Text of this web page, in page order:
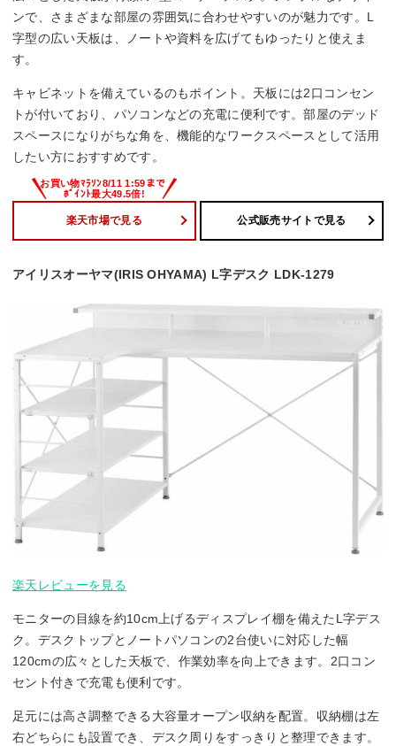
ンで、さまざまな部屋の雰囲気に合わせやすいのが魅力です。L
字型の広い天板は、ノートや資料を広げてもゆったりと使えま
す。
キャビネットを備えているのもポイント。天板には2口コンセン
トが付いており、パソコンなどの充電に便利です。部屋のデッド
スペースになりがちな角を、機能的なワークスペースとして活用
したい方におすすめです。
楽天市場で見る 公式販売サイトで見る
アイリスオーヤマ(IRIS OHYAMA) L字デスク LDK-1279
楽天レビューを見る
モニターの目線を約10cm上げるディスプレイ棚を備えたL字デス
ク。デスクトップとノートパソコンの2台使いに対応した幅
120cmの広々とした天板で、作業効率を向上できます。2口コン
セント付きで充電も便利です。
足元には高さ調整できる大容量オープン収納を配置。収納棚は左
右どちらにも設置でき、デスク周りをすっきりと整理できます。